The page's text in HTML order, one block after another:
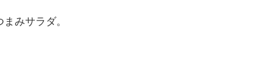
みサラダ。